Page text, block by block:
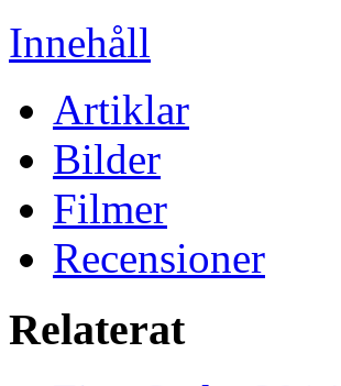
Innehåll
Artiklar
Bilder
Filmer
Recensioner
Relaterat